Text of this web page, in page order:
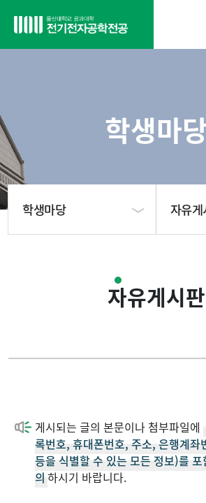
학생마
학생마당
학생마당
대학원
자유
학생회
자유게
자유게시판
게시되는 글의 본문이나 첨부파일에
록번호, 휴대폰번호, 주소, 은행계좌
등을 식별할 수 있는 모든 정보)를
의 하시기 바랍니다.